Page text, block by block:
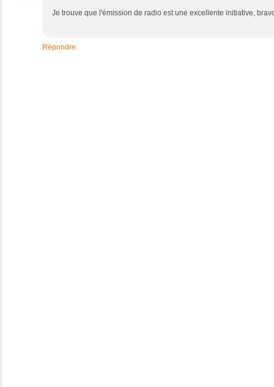
Je trouve que l'émission de radio est une excellente initiative,
Répondre